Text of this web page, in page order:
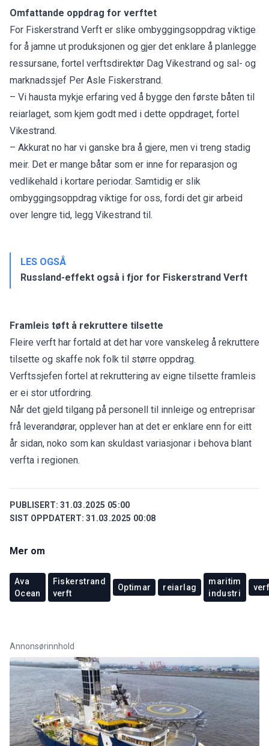
Omfattande oppdrag for verftet
For Fiskerstrand Verft er slike ombyggingsoppdrag viktige
for å jamne ut produksjonen og gjer det enklare å planlegge
ressursane, fortel verftsdirektør Dag Vikestrand og sal- og
marknadssjef Per Asle Fiskerstrand.
– Vi hausta mykje erfaring ved å bygge den første båten til
reiarlaget, som kjem godt med i dette oppdraget, fortel
Vikestrand.
– Akkurat no har vi ganske bra å gjere, men vi treng stadig
meir. Det er mange båtar som er inne for reparasjon og
vedlikehald i kortare periodar. Samtidig er slik
ombyggingsoppdrag viktige for oss, fordi det gir arbeid
over lengre tid, legg Vikestrand til.
LES OGSÅ
Russland-effekt også i fjor for Fiskerstrand Verft
Framleis tøft å rekruttere tilsette
Fleire verft har fortald at det har vore vanskeleg å rekruttere
tilsette og skaffe nok folk til større oppdrag.
Verftssjefen fortel at rekruttering av eigne tilsette framleis
er ei stor utfordring.
Når det gjeld tilgang på personell til innleige og entreprisar
frå leverandørar, opplever han at det er enklare enn for eitt
år sidan, noko som kan skuldast variasjonar i behova blant
verfta i regionen.
PUBLISERT: 31.03.2025 05:00
SIST OPPDATERT: 31.03.2025 00:08
Mer om
Ava
Ocean
Fiskerstrand
verft
Optimar reiarlag
maritim
industri
Annonsørinnhold